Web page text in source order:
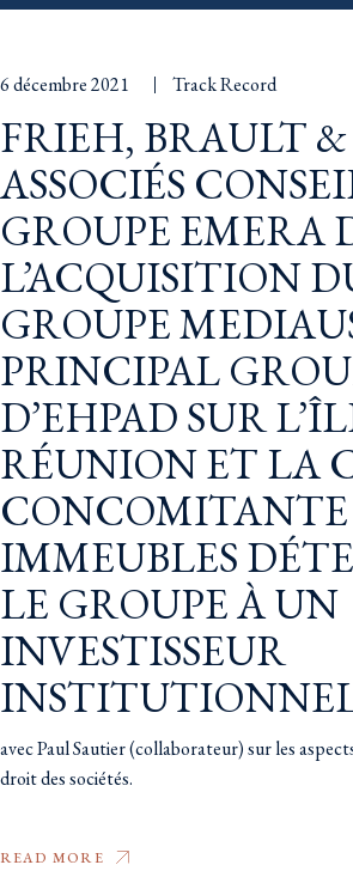
6 décembre 2021 Track Record
FRIEH, BRAULT &
ASSOCIÉS
GROUPE EMERA
L’ACQUISITION
GROUPE
PRINCIPAL
D’EHPAD SUR
RÉUNION ET LA
CONCOMITANTE
IMMEUBLES
LE GROUPE À UN
INVESTISSEUR
avec Paul Sautier (collaborateur) sur les
droit des sociétés.
READ MORE